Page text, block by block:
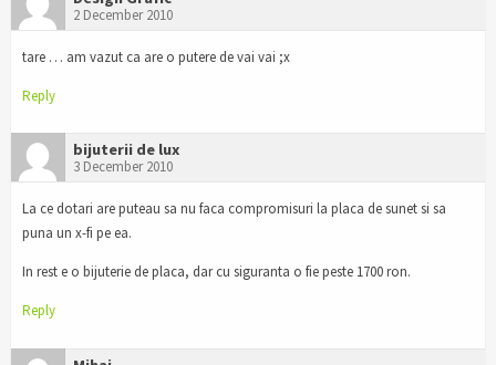
2 December 2010
tare … am vazut ca are o putere de vai vai ;x
Reply
bijuterii de lux
3 December 2010
La ce dotari are puteau sa nu faca compromisuri la placa de sunet si sa
puna un x-fi pe ea.
In rest e o bijuterie de placa, dar cu siguranta o fie peste 1700 ron.
Reply